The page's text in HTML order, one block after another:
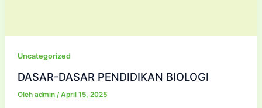
Uncategorized
DASAR-DASAR PENDIDIKAN BIOLOGI
Oleh admin /April 15, 2025